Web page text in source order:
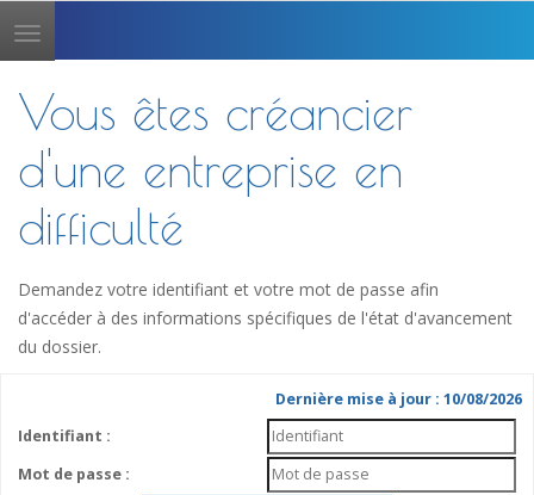
Toggle
navigation
Vous êtes créancier
d'une entreprise en
difficulté
Demandez votre identifiant et votre mot de passe afin
d'accéder à des informations spécifiques de l'état d'avancement
du dossier.
Dernière mise à jour : 10/08/2026
Identifiant :
Mot de passe :